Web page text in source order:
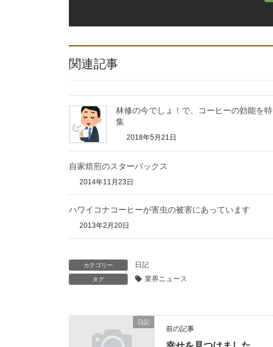
関連記事
林修の今でしょ！で、コーヒーの効能を特
集
2018年5月21日
自家焙煎のスターバックス
2014年11月23日
ハワイコナコーヒーが害虫の被害にあっています
2013年2月20日
カテゴリー 日記
タグ 業界ニュース
日記
前の記事